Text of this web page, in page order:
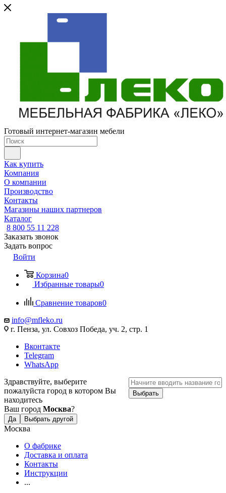
Готовый интернет-магазин мебели
Как купить
Компания
О компании
Производство
Контакты
Магазины наших партнеров
Каталог
8 800 55 11 228
Заказать звонок
Задать вопрос
Войти
Корзина0
Избранные товары0
Сравнение товаров0
info@mfleko.ru
г. Пенза, ул. Совхоз Победа, уч. 2, стр. 1
Вконтакте
Telegram
WhatsApp
Здравствуйте, выберите
пожалуйста город в котором Вы
находитесь
Ваш город Москва?
Да Выбрать другой
Выбрать
Москва
О фабрике
Доставка и оплата
Контакты
Инструкции
...